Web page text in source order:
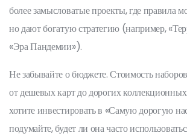
более замысловатые проекты, где правила
но дают богатую стратегию (например,
«Эра Пандемии»).
Не забывайте о бюджете. Стоимость
от дешевых карт до дорогих
хотите инвестировать в «Самую дорогую
подумайте, будет ли она часто